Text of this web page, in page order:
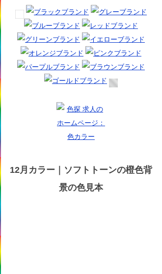
12月カラー｜ソフトトーンの橙色背
景の色見本